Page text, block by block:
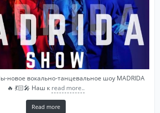
новое вокально-танцевальное шоу MADRIDA
🔥 💃🏻🎤 Наш к read more..
Read more